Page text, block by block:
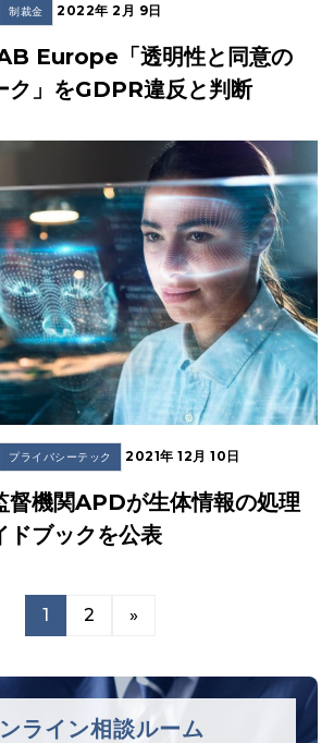
制裁金 2022年 2月 9日
Europe「透明性と同意の
ク」をGDPR違反と判断
プライバシーテック 2021年 12月 10日
機関APDが生体情報の処理
ドブックを公表
1 2 »
ライン相談ルーム